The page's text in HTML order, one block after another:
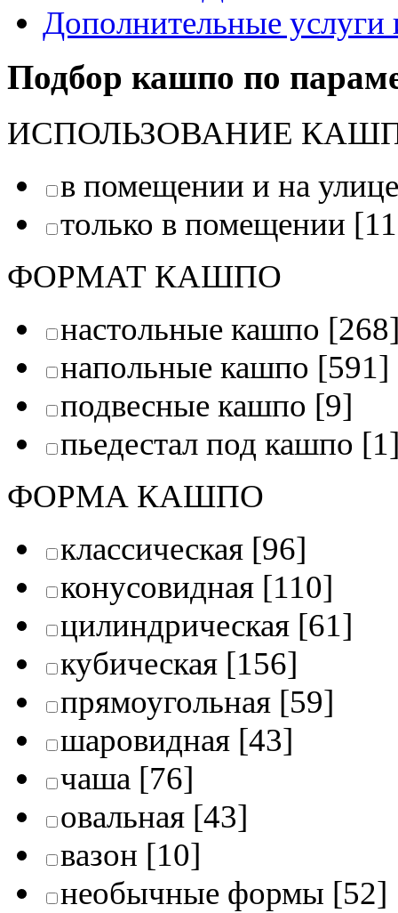
Дополнительные услуги
Подбор кашпо по
ИСПОЛЬЗОВАНИЕ
в помещении и на улице
только в помещении
ФОРМАТ КАШПО
настольные кашпо
напольные кашпо [591]
подвесные кашпо [9]
пьедестал под кашпо
ФОРМА КАШПО
классическая [96]
конусовидная [110]
цилиндрическая [61]
кубическая [156]
прямоугольная [59]
шаровидная [43]
чаша [76]
овальная [43]
вазон [10]
необычные формы [52]